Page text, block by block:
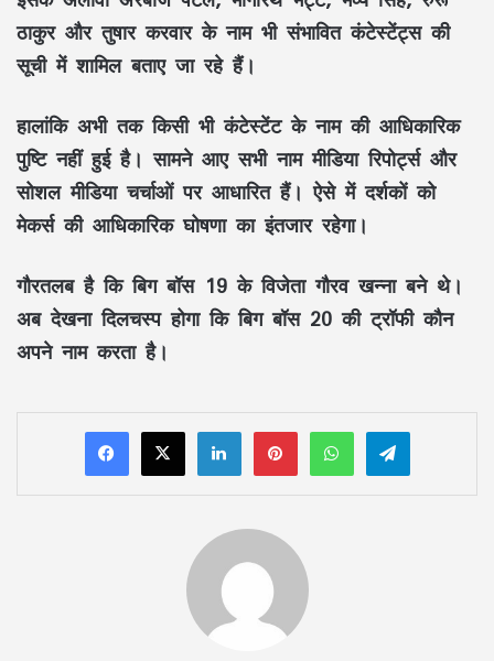
ठाकुर और तुषार करवारके नाम भी संभावित कंटेस्टेंट्स की
सूची में शामिल बताए जा रहे हैं।
हालांकि अभी तक किसी भी कंटेस्टेंट के नाम की आधिकारिक
पुष्टि नहीं हुई है। सामने आए सभी नाम मीडिया रिपोर्ट्स और
सोशल मीडिया चर्चाओं पर आधारित हैं। ऐसे में दर्शकों को
मेकर्स की आधिकारिक घोषणा का इंतजार रहेगा।
गौरतलब है किबिग बॉस 19 के विजेतागौरव खन्नाबने थे।
अब देखना दिलचस्प होगा किबिग बॉस 20 की ट्रॉफी कौन
अपने नाम करता है।
LinkedInPinterestWhatsAppTelegram